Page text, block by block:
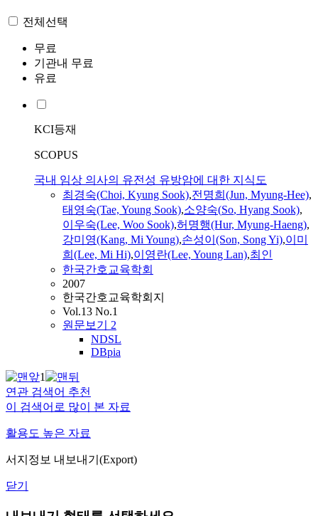
전체선택
무료
기관내 무료
유료
KCI등재
SCOPUS
국내 임상 의사의 유전성 유방암에 대한 지식도
최경숙(Choi, Kyung Sook),전명희(Jun, Myung-Hee),
태영숙(Tae, Young Sook),소양숙(So, Hyang Sook),
이우숙(Lee, Woo Sook),허명행(Hur, Myung-Haeng),
강미영(Kang, Mi Young),손성이(Son, Song Yi),이미
희(Lee, Mi Hi),이영란(Lee, Young Lan),최인
한국간호교육학회
2007
한국간호교육학회지
Vol.13 No.1
원문보기 2
NDSL
DBpia
1
연관 검색어 추천
이 검색어로 많이 본 자료
활용도 높은 자료
서지정보 내보내기(Export)
닫기